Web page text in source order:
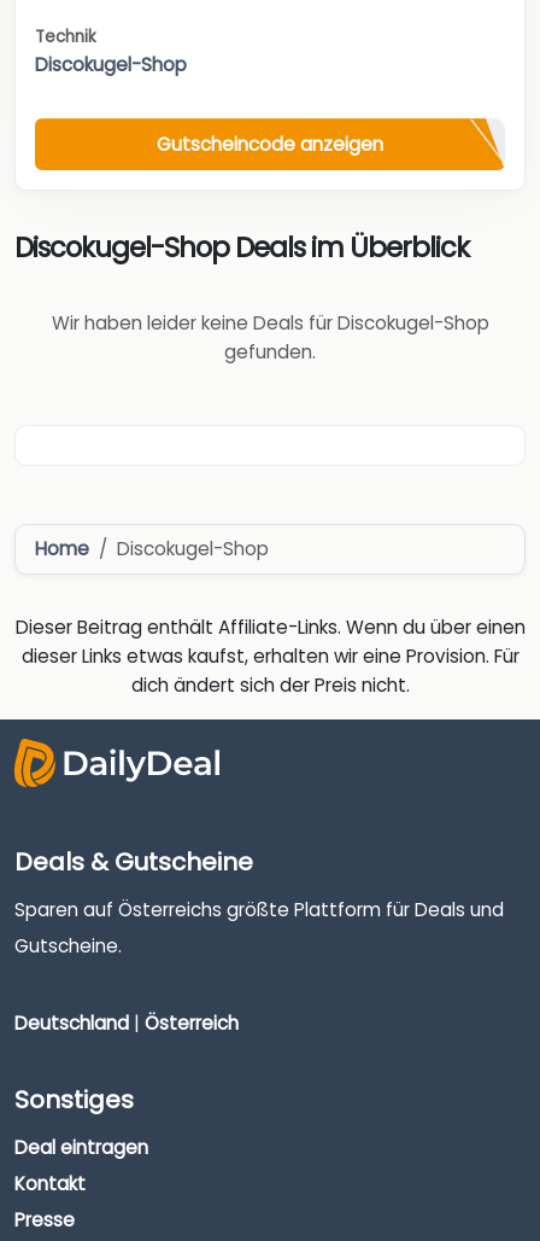
Technik
Discokugel-Shop
Gutscheincode anzeigen
Discokugel-Shop Deals im Überblick
Wir haben leider keine Deals für Discokugel-Shop
gefunden.
Home Discokugel-Shop
Dieser Beitrag enthält Affiliate-Links. Wenn du über einen
dieser Links etwas kaufst, erhalten wir eine Provision. Für
dich ändert sich der Preis nicht.
Deals & Gutscheine
Sparen auf Österreichs größte Plattform für Deals und
Gutscheine.
Deutschland | Österreich
Sonstiges
Deal eintragen
Kontakt
Presse